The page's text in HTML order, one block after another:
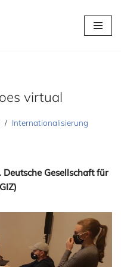
virtual
Internationalisierung
Deutsche Gesellschaft für